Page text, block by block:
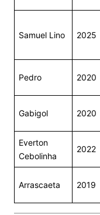
Samuel Lino 2025
Pedro 2020
Gabigol 2020
Everton
Cebolinha
2022
Arrascaeta 2019